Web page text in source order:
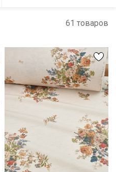
61 товаров